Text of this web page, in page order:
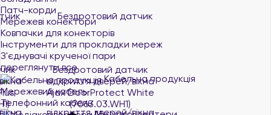
Патч-корди
Мережеві конектори
Ковпачки для конекторів
Інструменти для прокладки мереж
З'єднувачі крученої пари
переглянути все
Кабельна продукція
Мережевий кабель
Телефонний кабель
Бездротовий датчик
відкриття дверей/вікна
Ajax DoorProtect White
(7063.03.WH1)
розбиття скла Ajax